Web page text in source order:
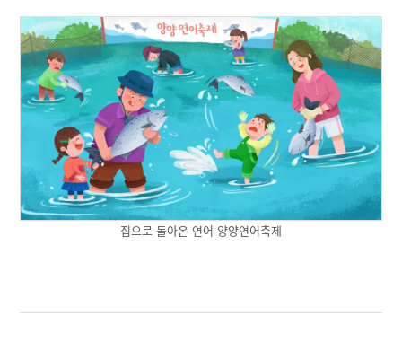
집으로 돌아온 연어 양양연어축제